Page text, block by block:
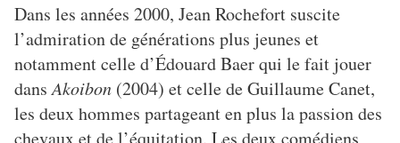
Dans les années 2000, Jean Rochefort suscite
l’admiration de générations plus jeunes et
notamment celle d’Édouard Baer qui le fait jouer
dansAkoibon (2004) et celle de Guillaume Canet,
les deux hommes partageant en plus la passion des
chevaux et de l’équitation. Les deux comédiens